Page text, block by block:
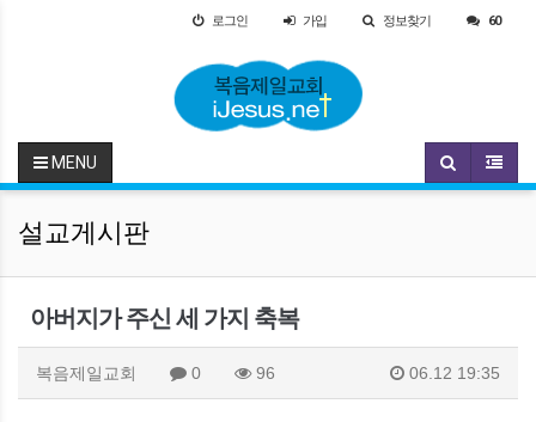
로그인 가입 정보찾기 60
MENU
설교게시판
아버지가 주신 세 가지 축복
복음제일교회 0 96 06.12 19:35